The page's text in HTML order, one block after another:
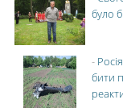
було
-
бити